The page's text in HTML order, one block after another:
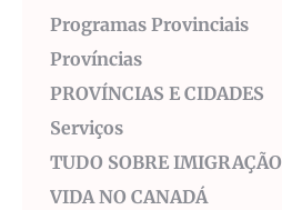
Programas Provinciais
Províncias
PROVÍNCIAS E CIDADES
Serviços
TUDO SOBRE IMIGRAÇÃO
VIDA NO CANADÁ